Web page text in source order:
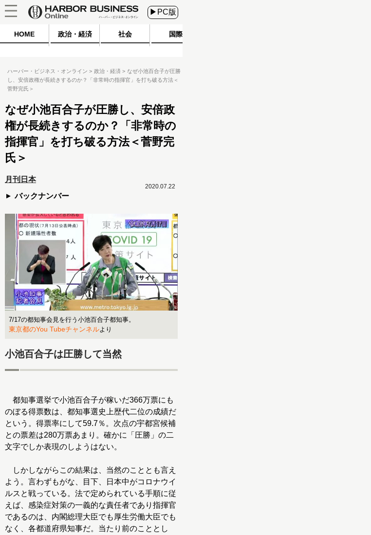
▶PC版
HOME 政治・経済 社会 国際
ハーバー・ビジネス・オンライン 政治・経済
なぜ小池百合子が圧勝
し、安倍政権が長続きするのか？「非常時の指揮官」を打ち破る方法＜
菅野完氏＞
なぜ小池百合子が圧勝し、安倍政
権が長続きするのか？「非常時の
指揮官」を打ち破る方法＜菅野完
氏＞
月刊日本
バックナンバー
2020.07.22
7/17の都知事会見を行う小池百合子都知事。
東京都のYou Tubeチャンネルより
小池百合子は圧勝して当然
都知事選挙で小池百合子が稼いだ366万票にも
のぼる得票数は、都知事選史上歴代二位の成績だ
という。得票率にして59.7％。次点の宇都宮候補
との票差は280万票あまり。確かに「圧勝」の二
文字でしか表現のしようはない。
しかしながらこの結果は、当然のこととも言え
よう。言わずもがな、目下、日本中がコロナウイ
ルスと戦っている。法で定められている手順に従
えば、感染症対策の一義的な責任者であり指揮官
であるのは、内閣総理大臣でも厚生労働大臣でも
なく、各都道府県知事だ。当たり前のこととし